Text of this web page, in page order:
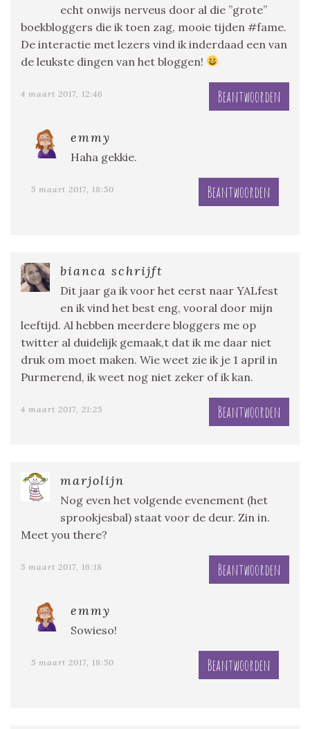
echt onwijs nerveus door al die ”grote”
boekbloggers die ik toen zag, mooie tijden #fame.
De interactie met lezers vind ik inderdaad een van
de leukste dingen van het bloggen!
4 maart 2017, 12:46 Beantwoorden
emmy
Haha gekkie.
5 maart 2017, 18:50 Beantwoorden
bianca schrijft
Dit jaar ga ik voor het eerst naar YALfest
en ik vind het best eng, vooral door mijn
leeftijd. Al hebben meerdere bloggers me op
twitter al duidelijk gemaak,t dat ik me daar niet
druk om moet maken. Wie weet zie ik je 1 april in
Purmerend, ik weet nog niet zeker of ik kan.
4 maart 2017, 21:25 Beantwoorden
marjolijn
Nog even het volgende evenement (het
sprookjesbal) staat voor de deur. Zin in.
Meet you there?
5 maart 2017, 16:18 Beantwoorden
emmy
Sowieso!
5 maart 2017, 18:50 Beantwoorden